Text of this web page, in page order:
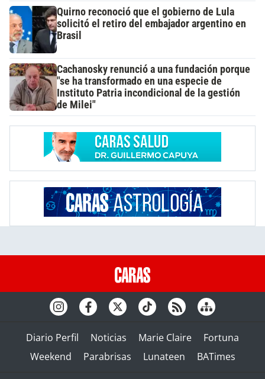
Quirno reconoció que el gobierno de Lula
solicitó el retiro del embajador argentino en
Brasil
Cachanosky renunció a una fundación porque
"se ha transformado en una especie de
Instituto Patria incondicional de la gestión
de Milei"
Diario Perfil Noticias Marie Claire
Fortuna
Weekend
Parabrisas Lunateen BATimes